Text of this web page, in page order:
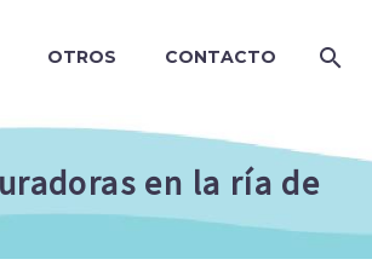
OTROS CONTACTO
en la ría de